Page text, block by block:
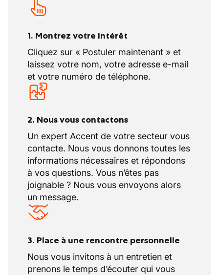
À cela s’ajoutent
compensatoire
jours de récupération sont planifiés en
fonction de l’organisation de l’entreprise
et selon les règles du secteur.
1. Montrez votre intérêt
Cliquez sur « Postuler maintenant » et
laissez votre nom, votre adresse e-mail
et votre numéro de téléphone.
2. Nous vous contactons
Un expert Accent de votre secteur vous
contacte. Nous vous donnons toutes les
informations nécessaires et répondons
à vos questions. Vous n’êtes pas
joignable ? Nous vous envoyons alors
un message.
3. Place à une rencontre personnelle
Nous vous invitons à un entretien et
prenons le temps d’écouter qui vous